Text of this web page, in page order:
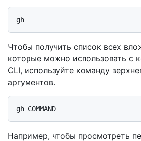
Чтобы получить список всех
которые можно использовать с
CLI, используйте команду
аргументов.
Например, чтобы просмотреть